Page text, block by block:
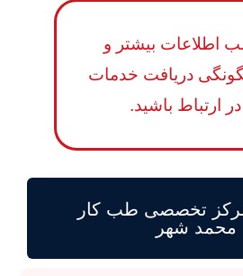
اطلاعات بیشتر و
دریافت خدمات
در ارتباط باشید.
تخصصی طب کار
محمد شهر